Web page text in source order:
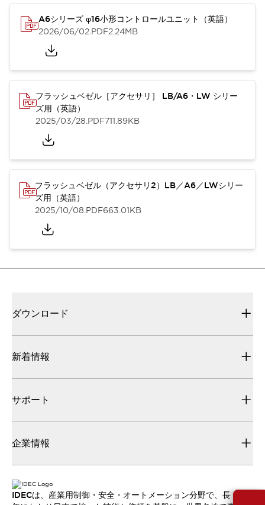
A6シリーズ φ16小形コントロールユニット（英語）
2026/06/02.PDF2.24MB
フラッシュベゼル［アクセサリ］ LB/A6・LW シリー
ズ用（英語）
2025/03/28.PDF711.89KB
フラッシュベゼル（アクセサリ2）LB／A6／LWシリー
ズ用（英語）
2025/10/08.PDF663.01KB
ダウンロード
新着情報
サポート
企業情報
IDECは、産業用制御・安全・オートメーション分野で、長